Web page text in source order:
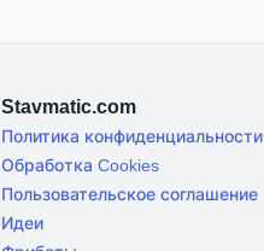
Stavmatic.com
Политика конфиденциальности
Обработка Cookies
Пользовательское соглашение
Идеи